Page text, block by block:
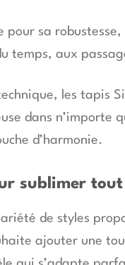
pour sa
temps, aux
les tapis
dans n’importe
d’harmonie.
sublimer
de styles
ajouter une